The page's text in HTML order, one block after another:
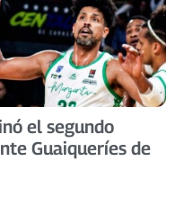
el segundo
Guaiqueríes de